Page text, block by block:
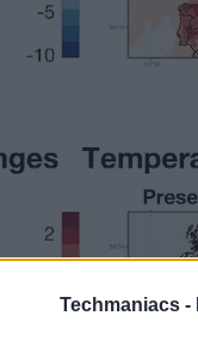
Techmaniacs -